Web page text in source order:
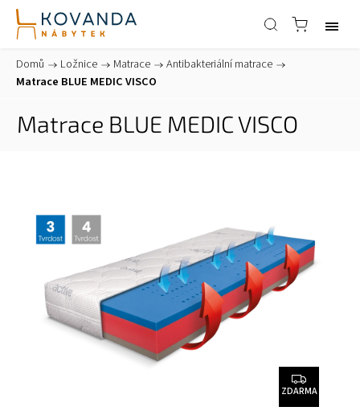
Domů / Ložnice / Matrace / Antibakteriální matrace /
Matrace BLUE MEDIC VISCO
Matrace BLUE MEDIC VISCO
ZDARMA